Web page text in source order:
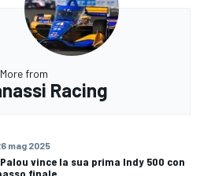
More from
Racing
mag 2025
vince la sua prima Indy 500 con